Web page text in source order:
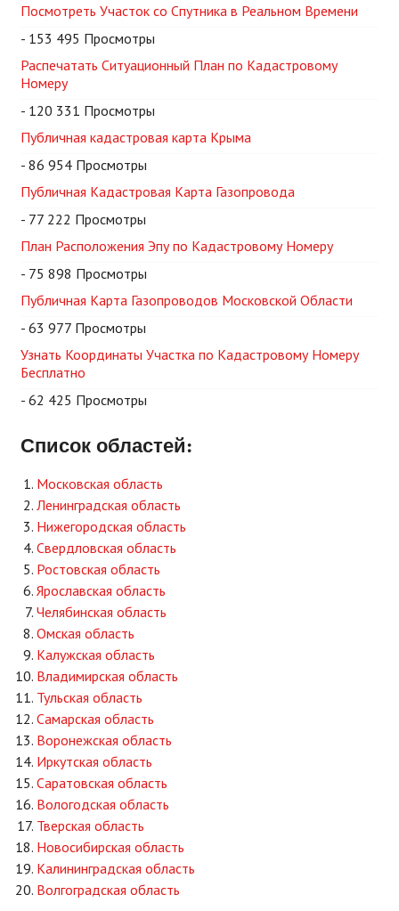
Посмотреть Участок со Спутника в Реальном Времени
- 153 495 Просмотры
Распечатать Ситуационный План по Кадастровому
Номеру
- 120 331 Просмотры
Публичная кадастровая карта Крыма
- 86 954 Просмотры
Публичная Кадастровая Карта Газопровода
- 77 222 Просмотры
План Расположения Эпу по Кадастровому Номеру
- 75 898 Просмотры
Публичная Карта Газопроводов Московской Области
- 63 977 Просмотры
Узнать Координаты Участка по Кадастровому Номеру
Бесплатно
- 62 425 Просмотры
Список областей:
Московская область
Ленинградская область
Нижегородская область
Свердловская область
Ростовская область
Ярославская область
Челябинская область
Омская область
Калужская область
Владимирская область
Тульская область
Самарская область
Воронежская область
Иркутская область
Саратовская область
Вологодская область
Тверская область
Новосибирская область
Калининградская область
Волгоградская область